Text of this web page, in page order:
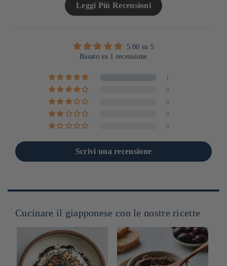
Leggi Più Recensioni
5.00 su 5
Basato su 1 recensione
1
0
0
0
0
Scrivi una recensione
Cucinare il giapponese con le nostre ricette